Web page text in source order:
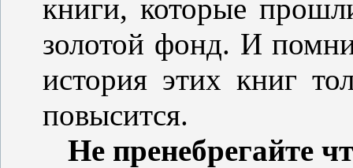
книги, которые
золотой фонд. И
история этих книг
повысится.
Не пренебрегайте